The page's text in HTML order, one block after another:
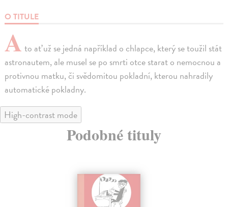
O TITULE
A to ať už se jedná například o chlapce, který se toužil stát
astronautem, ale musel se po smrti otce starat o nemocnou a
protivnou matku, či svědomitou pokladní, kterou nahradily
automatické pokladny.
High-contrast mode
Podobné tituly